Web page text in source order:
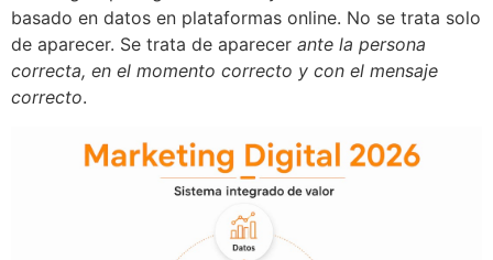
basado en datos en plataformas online. No se trata solo
de aparecer. Se trata de aparecer ante la persona
correcta, en el momento correcto y con el mensaje
correcto.